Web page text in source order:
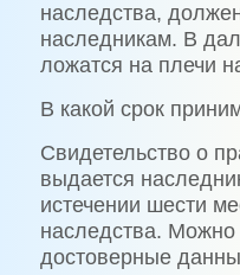
наследства,
наследникам. В
ложатся на плечи
В какой срок
Свидетельство о
выдается
истечении шести
наследства.
достоверные